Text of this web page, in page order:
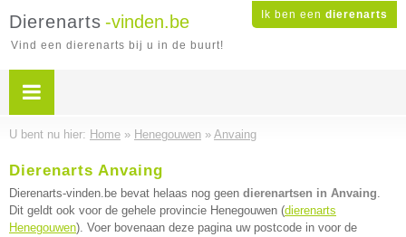
Ik ben een dierenarts
Dierenarts -vinden.be
Vind een dierenarts bij u in de buurt!
U bent nu hier: Home » Henegouwen » Anvaing
Dierenarts Anvaing
Dierenarts-vinden.be bevat helaas nog geen dierenartsen in Anvaing.
Dit geldt ook voor de gehele provincie Henegouwen (dierenarts
Henegouwen). Voer bovenaan deze pagina uw postcode in voor de